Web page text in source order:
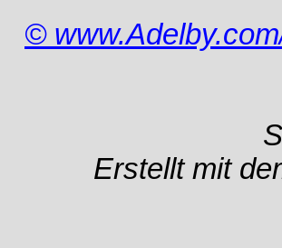
©
Erstellt mit